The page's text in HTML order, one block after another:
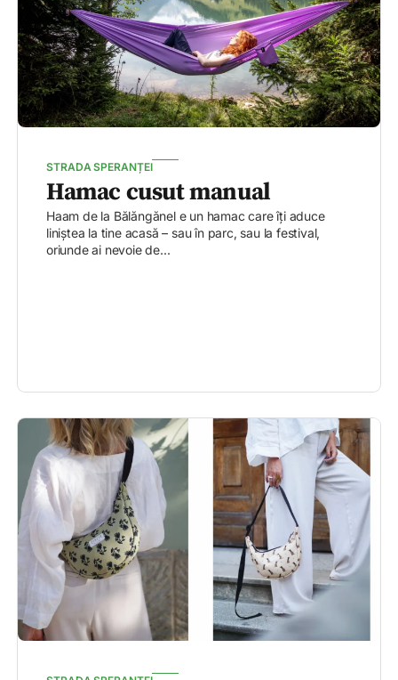
STRADA SPERANȚEI
Hamac cusut manual
Haam de la Bălăngănel e un hamac care îți aduce
liniștea la tine acasă – sau în parc, sau la festival,
oriunde ai nevoie de...